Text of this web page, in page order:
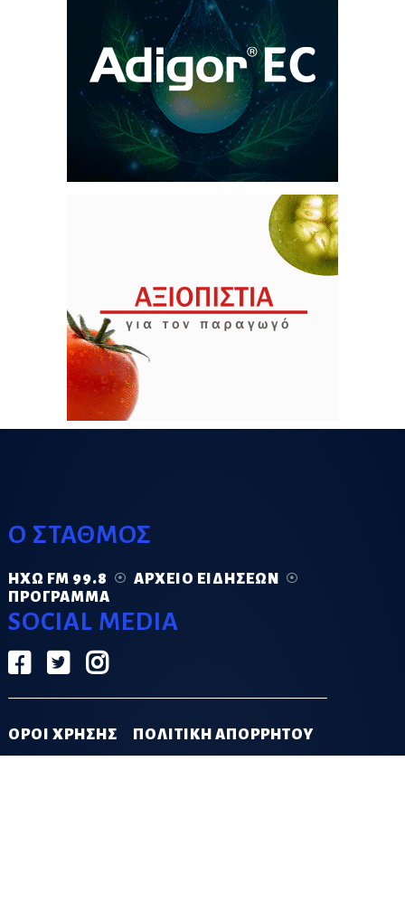
Ο ΣΤΑΘΜΟΣ
ΗΧΏ FM 99.8
ΑΡΧΕΊΟ ΕΙΔΉΣΕΩΝ
ΠΡΌΓΡΑΜΜΑ
SOCIAL MEDIA
ΟΡΟΙ ΧΡΗΣΗΣ ΠΟΛΙΤΙΚΗ ΑΠΟΡΡΗΤΟΥ